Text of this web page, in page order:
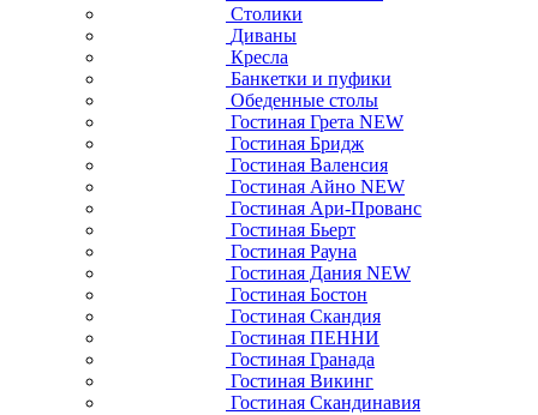
Столики
Диваны
Кресла
Банкетки и пуфики
Обеденные столы
Гостиная Грета NEW
Гостиная Бридж
Гостиная Валенсия
Гостиная Айно NEW
Гостиная Ари-Прованс
Гостиная Бьерт
Гостиная Рауна
Гостиная Дания NEW
Гостиная Бостон
Гостиная Скандия
Гостиная ПЕННИ
Гостиная Гранада
Гостиная Викинг
Гостиная Скандинавия